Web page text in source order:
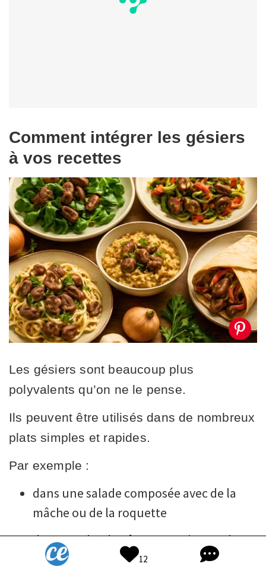
Comment intégrer les gésiers
à vos recettes
Les gésiers sont beaucoup plus
polyvalents qu’on ne le pense.
Ils peuvent être utilisés dans de nombreux
plats simples et rapides.
Par exemple :
dans une salade composée avec de la
mâche ou de la roquette
dans un plat de pâtes pour ajouter des
protéines
12